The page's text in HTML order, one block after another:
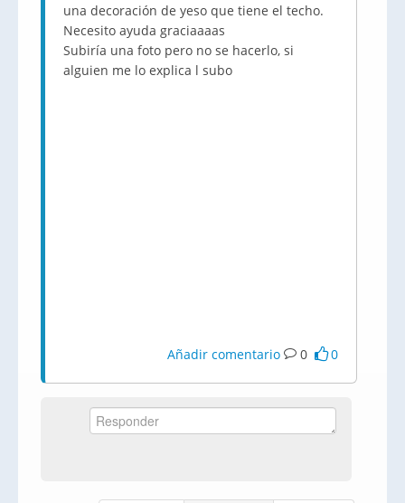
una decoración de yeso que tiene el techo.
Necesito ayuda graciaaaas
Subiría una foto pero no se hacerlo, si
alguien me lo explica l subo
Añadir comentario 0 0